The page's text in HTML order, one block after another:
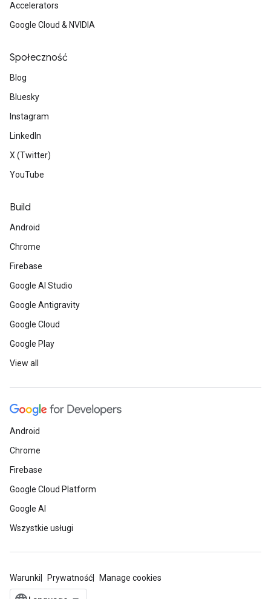
Accelerators
Google Cloud & NVIDIA
Społeczność
Blog
Bluesky
Instagram
LinkedIn
X (Twitter)
YouTube
Build
Android
Chrome
Firebase
Google AI Studio
Google Antigravity
Google Cloud
Google Play
View all
Android
Chrome
Firebase
Google Cloud Platform
Google AI
Wszystkie usługi
Warunki Prywatność Manage cookies